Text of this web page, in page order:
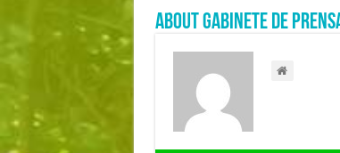
About Gabinete de